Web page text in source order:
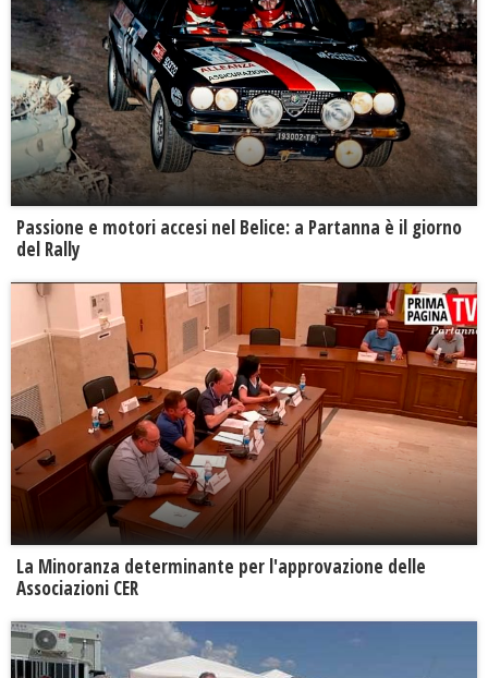
Passione e motori accesi nel Belice: a Partanna è il giorno
del Rally
La Minoranza determinante per l'approvazione delle
Associazioni CER